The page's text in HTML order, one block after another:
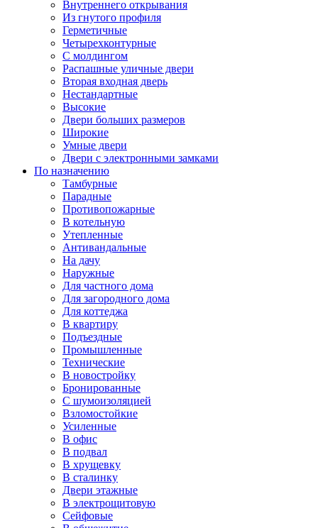
Внутреннего открывания
Из гнутого профиля
Герметичные
Четырехконтурные
С молдингом
Распашные уличные двери
Вторая входная дверь
Нестандартные
Высокие
Двери больших размеров
Широкие
Умные двери
Двери с электронными замками
По назначению
Тамбурные
Парадные
Противопожарные
В котельную
Утепленные
Антивандальные
На дачу
Наружные
Для частного дома
Для загородного дома
Для коттеджа
В квартиру
Подъездные
Промышленные
Технические
В новостройку
Бронированные
С шумоизоляцией
Взломостойкие
Усиленные
В офис
В подвал
В хрущевку
В сталинку
Двери этажные
В электрощитовую
Сейфовые